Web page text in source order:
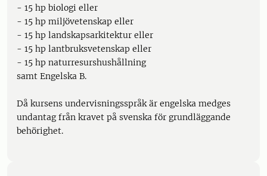
- 15 hp biologi eller
- 15 hp miljövetenskap eller
- 15 hp landskapsarkitektur eller
- 15 hp lantbruksvetenskap eller
- 15 hp naturresurshushållning
samt Engelska B.
Då kursens undervisningsspråk är engelska medges
undantag från kravet på svenska för grundläggande
behörighet.